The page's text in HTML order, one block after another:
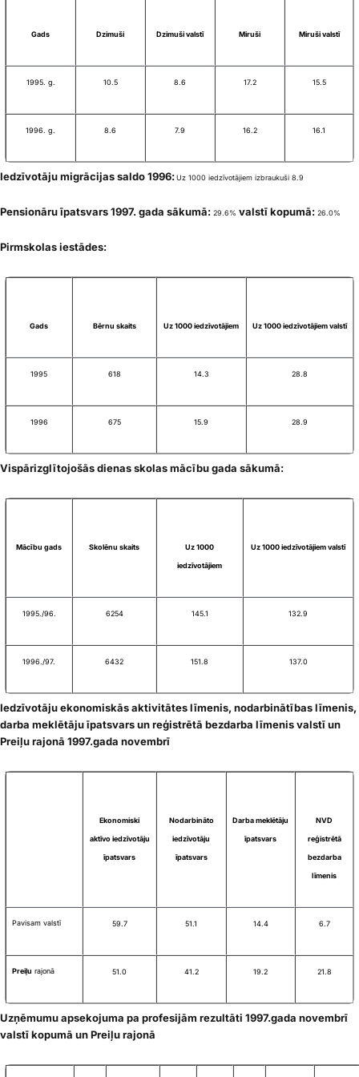
Gads Dzimuši Dzimuši valstī Miruši Miruši valstī
1995. g. 10.5 8.6 17.2 15.5
1996. g. 8.6 7.9 16.2 16.1
Iedzīvotāju migrācijas saldo 1996:Uz 1000 iedzīvotājiem izbraukuši 8.9
Pensionāru īpatsvars 1997. gada sākumā: 29.6% valstī kopumā: 26.0%
Pirmskolas iestādes:
Gads Bērnu skaits Uz 1000 iedzīvotājiem Uz 1000 iedzīvotājiem valstī
1995 618 14.3 28.8
1996 675 15.9 28.9
Vispārizglītojošās dienas skolas mācību gada sākumā:
Mācību gads Skolēnu skaits Uz 1000
iedzīvotājiem
Uz 1000 iedzīvotājiem valstī
1995./96. 6254 145.1 132.9
1996./97. 6432 151.8 137.0
Iedzīvotāju ekonomiskās aktivitātes līmenis, nodarbinātības līmenis,
darba meklētāju īpatsvars un reģistrētā bezdarba līmenis valstī un
Preiļu rajonā 1997.gada novembrī
Ekonomiski
aktīvo iedzīvotāju
īpatsvars
Nodarbināto
iedzīvotāju
īpatsvars
Darba meklētāju
īpatsvars
NVD
reģistrētā
bezdarba
līmenis
Pavisam valstī 59.7 51.1 14.4 6.7
Preiļu rajonā 51.0 41.2 19.2 21.8
Uzņēmumu apsekojuma pa profesijām rezultāti 1997.gada novembrī
valstī kopumā un Preiļu rajonā